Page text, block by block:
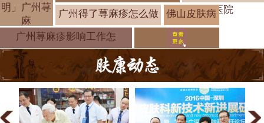
明」广州荨
麻
医院
广州得了荨麻疹怎么做
佛山皮肤病
医院治疗效
广州荨麻疹影响工作怎